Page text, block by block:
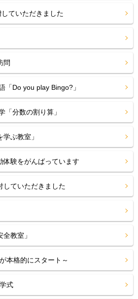
ていただきました
問
「Do you play Bingo?」
「分数の割り算」
ぶ教室」
験をがんばっています
していただきました
教室」
本格的にスタート～
式